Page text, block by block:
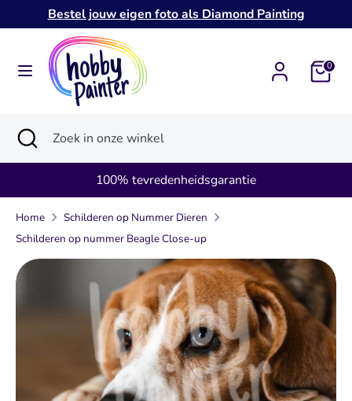
naar
Bestel jouw eigen foto als Diamond Painting
0
ZoekenZoek
in
winkel
ZoekenZoek
winkel
Zoekopdracht
sluiten
100% tevredenheidsgarantie
Home
Schilderen op Nummer Dieren
Schilderen op nummer Beagle Close-up